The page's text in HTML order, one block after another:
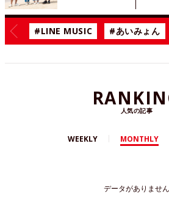
#LINE MUSIC #あいみょん
人気の記事
WEEKLY MONTHLY
データがありません